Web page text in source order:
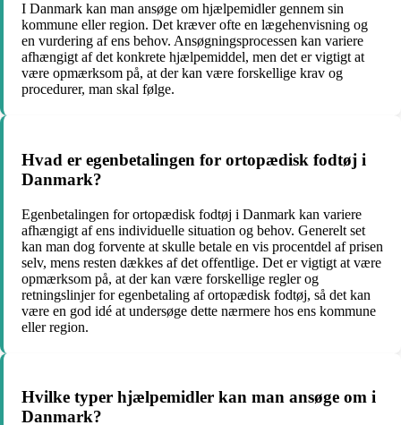
I Danmark kan man ansøge om hjælpemidler gennem sin
kommune eller region. Det kræver ofte en lægehenvisning og
en vurdering af ens behov. Ansøgningsprocessen kan variere
afhængigt af det konkrete hjælpemiddel, men det er vigtigt at
være opmærksom på, at der kan være forskellige krav og
procedurer, man skal følge.
Hvad er egenbetalingen for ortopædisk fodtøj i
Danmark?
Egenbetalingen for ortopædisk fodtøj i Danmark kan variere
afhængigt af ens individuelle situation og behov. Generelt set
kan man dog forvente at skulle betale en vis procentdel af prisen
selv, mens resten dækkes af det offentlige. Det er vigtigt at være
opmærksom på, at der kan være forskellige regler og
retningslinjer for egenbetaling af ortopædisk fodtøj, så det kan
være en god idé at undersøge dette nærmere hos ens kommune
eller region.
Hvilke typer hjælpemidler kan man ansøge om i
Danmark?